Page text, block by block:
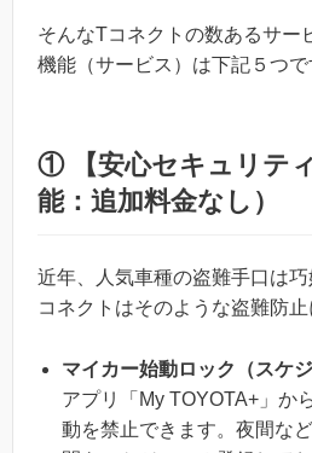
そんなTコネクトの数あるサー
機能（サービス）は下記５つで
① 【安心セキュリテ
能：追加料金なし）
近年、人気車種の盗難手口は
コネクトはそのような盗難防止
マイカー始動ロック（スケ
アプリ「My TOYOTA+」か
動を禁止できます。夜間な